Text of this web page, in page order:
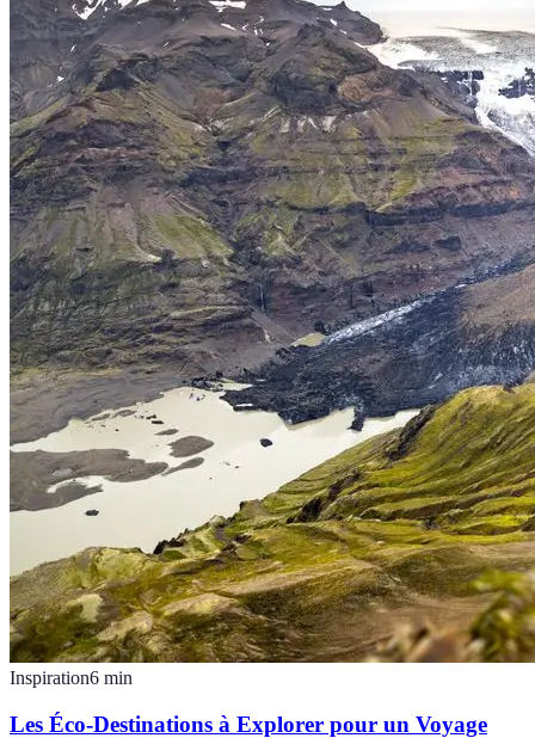
Inspiration6 min
Les Éco-Destinations à Explorer pour un Voyage